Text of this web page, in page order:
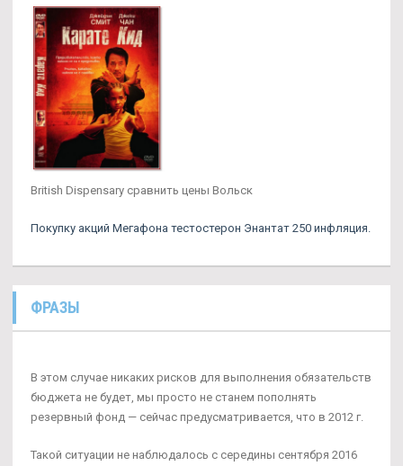
British Dispensary сравнить цены Вольск
Покупку акций Мегафона тестостерон Энантат 250 инфляция.
ФРАЗЫ
В этом случае никаких рисков для выполнения обязательств
бюджета не будет, мы просто не станем пополнять
резервный фонд — сейчас предусматривается, что в 2012 г.
Такой ситуации не наблюдалось с середины сентября 2016